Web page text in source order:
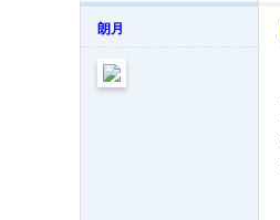
朗月